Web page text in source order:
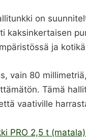
on
kaksinkertaisen
ja
vain 80
Tämä
vaativille
PRO 2,5 t